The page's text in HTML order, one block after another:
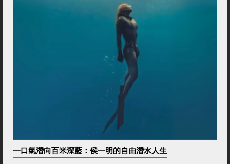
一口氣潛向百米深藍：侯一明的自由潛水人生